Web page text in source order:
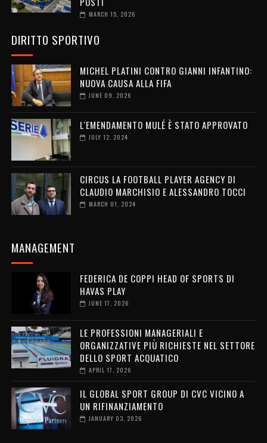
MARCH 15, 2026
DIRITTO SPORTIVO
MICHEL PLATINI CONTRO GIANNI INFANTINO:
NUOVA CAUSA ALLA FIFA
JUNE 09, 2026
L'EMENDAMENTO MULÉ È STATO APPROVATO
JULY 12, 2024
CIRCUS LA FOOTBALL PLAYER AGENCY DI
CLAUDIO MARCHISIO E ALESSANDRO TOCCI
MARCH 01, 2024
MANAGEMENT
FEDERICA DE COPPI HEAD OF SPORTS DI
HAVAS PLAY
JUNE 17, 2026
LE PROFESSIONI MANAGERIALI E
ORGANIZZATIVE PIÙ RICHIESTE NEL SETTORE
DELLO SPORT ACQUATICO
APRIL 17, 2026
IL GLOBAL SPORT GROUP DI CVC VICINO A
UN RIFINANZIAMENTO
JANUARY 03, 2026